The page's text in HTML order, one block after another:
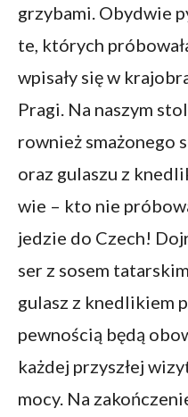
grzybami. Obydwie
te, których
wpisały się w
Pragi. Na naszym
rownież smażonego
oraz gulaszu z
wie – kto nie
jedzie do Czech!
ser z sosem
gulasz z knedlikiem
pewnością będą
każdej przyszłej
mocy. Na